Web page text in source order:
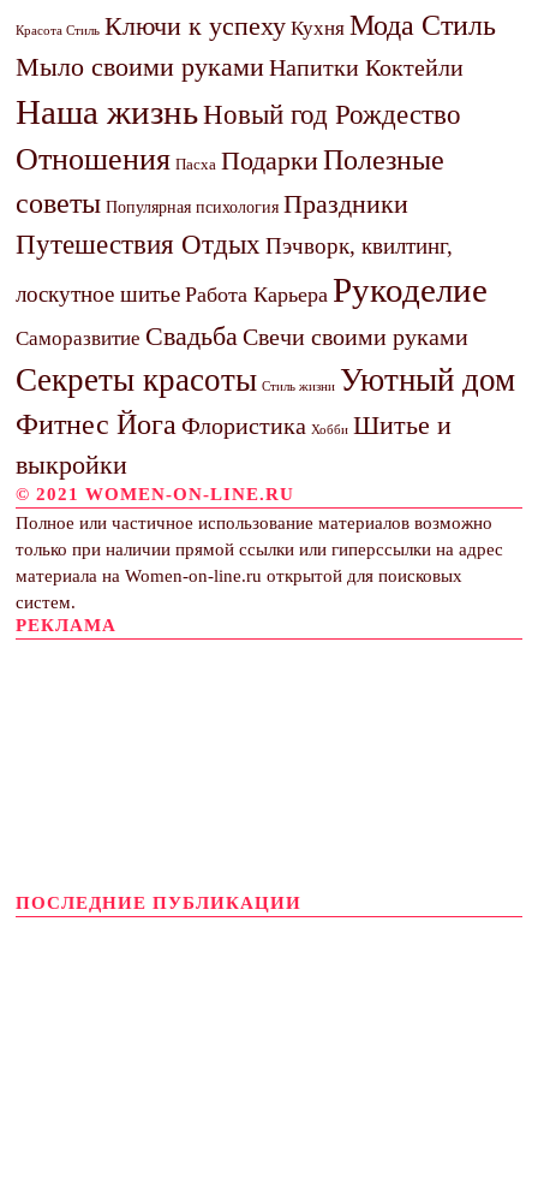
Красота Стиль Ключи к успеху Кухня Мода Стиль
Мыло своими руками Напитки Коктейли
Наша жизньНовый год Рождество
Отношения Пасха ПодаркиПолезные
советы Популярная психология Праздники
Путешествия Отдых Пэчворк, квилтинг,
лоскутное шитье Работа Карьера Рукоделие
Саморазвитие Свадьба Свечи своими руками
Секреты красоты Стиль жизни Уютный дом
Фитнес Йога Флористика Хобби Шитье и
выкройки
© 2021 WOMEN-ON-LINE.RU
Полное или частичное использование материалов возможно
только при наличии прямой ссылки или гиперссылки на адрес
материала на Women-on-line.ru открытой для поисковых
систем.
РЕКЛАМА
ПОСЛЕДНИЕ ПУБЛИКАЦИИ